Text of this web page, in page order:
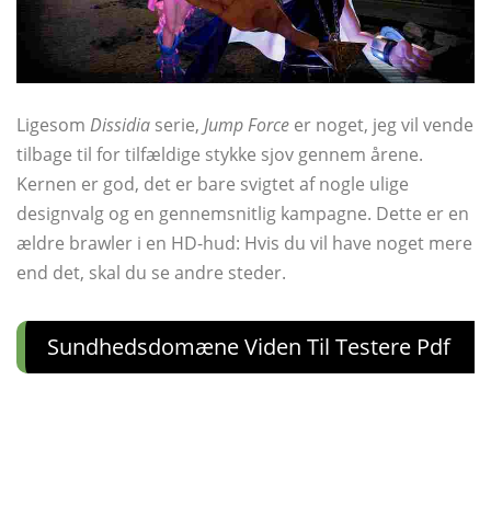
Ligesom Dissidia serie, Jump Force er noget, jeg vil vende
tilbage til for tilfældige stykke sjov gennem årene.
Kernen er god, det er bare svigtet af nogle ulige
designvalg og en gennemsnitlig kampagne. Dette er en
ældre brawler i en HD-hud: Hvis du vil have noget mere
end det, skal du se andre steder.
Sundhedsdomæne Viden Til Testere Pdf